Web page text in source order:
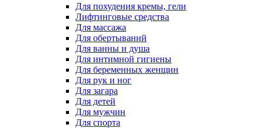
Для похудения кремы, гели
Лифтинговые средства
Для массажа
Для обертываний
Для ванны и душа
Для интимной гигиены
Для беременных женщин
Для рук и ног
Для загара
Для детей
Для мужчин
Для спорта